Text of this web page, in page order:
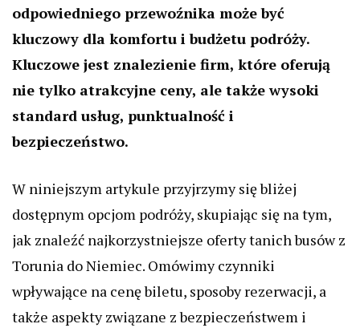
odpowiedniego przewoźnika może być
kluczowy dla komfortu i budżetu podróży.
Kluczowe jest znalezienie firm, które oferują
nie tylko atrakcyjne ceny, ale także wysoki
standard usług, punktualność i
bezpieczeństwo.
W niniejszym artykule przyjrzymy się bliżej
dostępnym opcjom podróży, skupiając się na tym,
jak znaleźć najkorzystniejsze oferty tanich busów z
Torunia do Niemiec. Omówimy czynniki
wpływające na cenę biletu, sposoby rezerwacji, a
także aspekty związane z bezpieczeństwem i